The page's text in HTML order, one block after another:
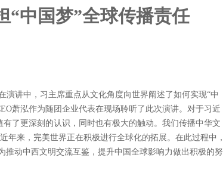
“中国梦”全球传播责任
演讲中，习主席重点从文化角度向世界阐述了如何实现“中
萧泓作为随团企业代表在现场聆听了此次演讲。对于习近
了更深刻的认识，同时也有极大的触动。我们传播中华文
年来，完美世界正在积极进行全球化的拓展。在此过程中，
推动中西文明交流互鉴，提升中国全球影响力做出积极的努